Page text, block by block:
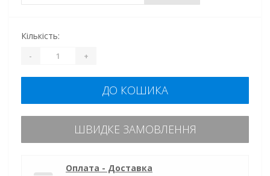
Кількість:
- +
ДО КОШИКА
ШВИДКЕ ЗАМОВЛЕННЯ
Оплата - Доставка